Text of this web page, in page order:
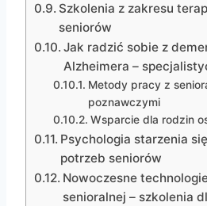
Szkolenia z zakresu
seniorów
Jak radzić sobie z
Alzheimera –
Metody pracy z
poznawczymi
Wsparcie dla rodzin
Psychologia starzenia
potrzeb seniorów
Nowoczesne
senioralnej – szkolenia